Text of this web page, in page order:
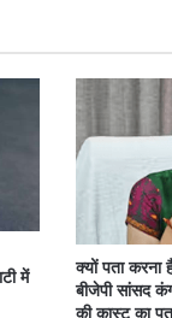
में
क्यों पता
बीजेपी सांसद
की कास्ट का